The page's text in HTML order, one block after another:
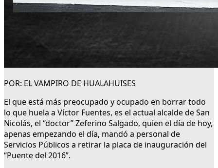
POR: EL VAMPIRO DE HUALAHUISES
El que está más preocupado y ocupado en borrar todo
lo que huela a Víctor Fuentes, es el actual alcalde de San
Nicolás, el “doctor” Zeferino Salgado, quien el día de hoy,
apenas empezando el día, mandó a personal de
Servicios Públicos a retirar la placa de inauguración del
“Puente del 2016”.